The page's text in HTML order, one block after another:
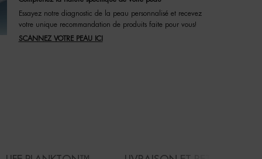
Essayez notre diagnostic de la peau personnalisé et recevez
votre unique recommandation de produits faite pour vous!
SCANNEZ VOTRE PEAU ICI